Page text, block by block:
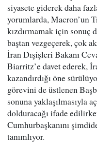
siyasete giderek daha
yorumlarda, Macron’un
kızdırmamak için sonuç
baştan vezgeçerek, çok
İran Dışişleri Bakanı
Biarritz’e davet ederek,
kazandırdığı öne
görevini de üstlenen
sonuna yaklaşılmasıyla
dolduracağı ifade
Cumhurbaşkanını
tanımlıyor.